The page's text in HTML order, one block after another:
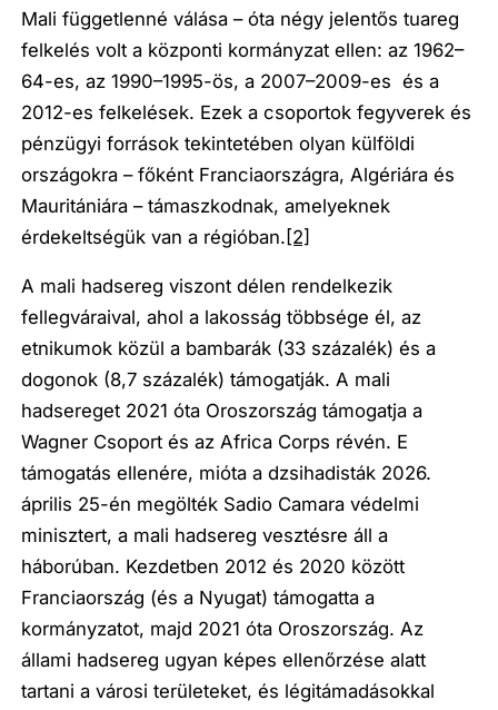
Mali függetlenné válása – óta négy jelentős tuareg
felkelés volt a központi kormányzat ellen: az 1962–
64-es, az 1990–1995-ös, a 2007–2009-es és a
2012-es felkelések. Ezek a csoportok fegyverek és
pénzügyi források tekintetében olyan külföldi
országokra – főként Franciaországra, Algériára és
Mauritániára – támaszkodnak, amelyeknek
érdekeltségük van a régióban. [2]
A mali hadsereg viszont délen rendelkezik
fellegváraival, ahol a lakosság többsége él, az
etnikumok közül a bambarák (33 százalék) és a
dogonok (8,7 százalék) támogatják. A mali
hadsereget 2021 óta Oroszország támogatja a
Wagner Csoport és az Africa Corps révén. E
támogatás ellenére, mióta a dzsihadisták 2026.
április 25-én megölték Sadio Camara védelmi
minisztert, a mali hadsereg vesztésre áll a
háborúban. Kezdetben 2012 és 2020 között
Franciaország (és a Nyugat) támogatta a
kormányzatot, majd 2021 óta Oroszország. Az
állami hadsereg ugyan képes ellenőrzése alatt
tartani a városi területeket, és légitámadásokkal